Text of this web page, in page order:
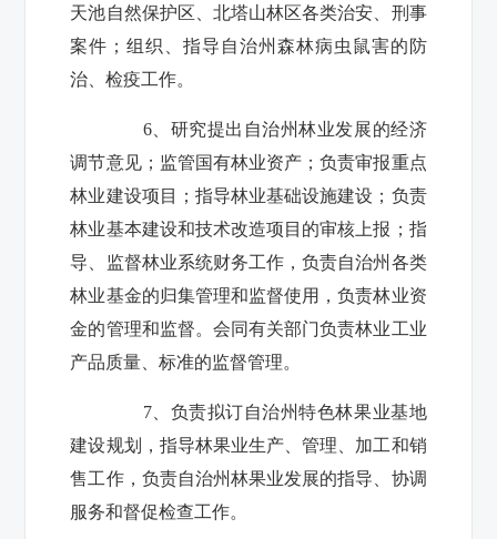
天池自然保护区、北塔山林区各类治安、刑事
案件；组织、指导自治州森林病虫鼠害的防
治、检疫工作。
6、研究提出自治州林业发展的经济
调节意见；监管国有林业资产；负责审报重点
林业建设项目；指导林业基础设施建设；负责
林业基本建设和技术改造项目的审核上报；指
导、监督林业系统财务工作，负责自治州各类
林业基金的归集管理和监督使用，负责林业资
金的管理和监督。会同有关部门负责林业工业
产品质量、标准的监督管理。
7、负责拟订自治州特色林果业基地
建设规划，指导林果业生产、管理、加工和销
售工作，负责自治州林果业发展的指导、协调
服务和督促检查工作。